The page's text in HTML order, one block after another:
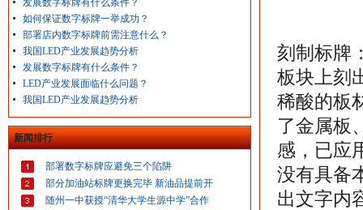
发展数字标牌有什么条件？
如何保证数字标牌一举成功？
部署店内数字标牌前需注意什么？
我国LED产业发展趋势分析
发展数字标牌有什么条件？
LED产业发展面临什么问题？
我国LED产业发展趋势分析
新闻排行
部署数字标牌应避免三个陷阱
部分加油站标牌更换完毕 新油品提前开
随州一中获授“清华大学生源中学”合作
刻制标牌
板块上刻
稀酸的板
了金属板
感，已应
没有具备
出文字内